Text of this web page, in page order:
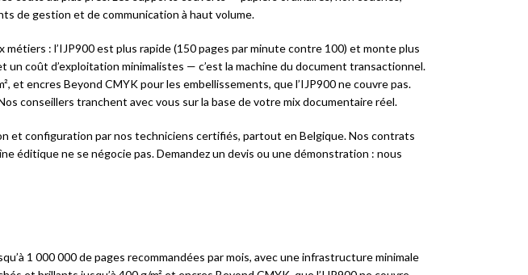
de gestion et de communication à haut volume.
: l’IJP900 est plus rapide (150 pages par minute contre 100) et monte plus
un coût d’exploitation minimalistes — c’est la machine du document transactionnel.
et encres Beyond CMYK pour les embellissements, que l’IJP900 ne couvre pas.
conseillers tranchent avec vous sur la base de votre mix documentaire réel.
et configuration par nos techniciens certifiés, partout en Belgique. Nos contrats
éditique ne se négocie pas. Demandez un devis ou une démonstration : nous
1 000 000 de pages recommandées par mois, avec une infrastructure minimale